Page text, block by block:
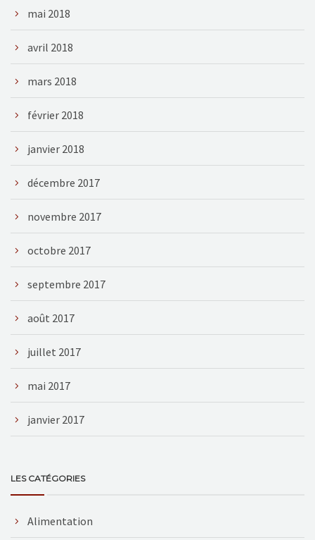
mai 2018
avril 2018
mars 2018
février 2018
janvier 2018
décembre 2017
novembre 2017
octobre 2017
septembre 2017
août 2017
juillet 2017
mai 2017
janvier 2017
LES CATÉGORIES
Alimentation